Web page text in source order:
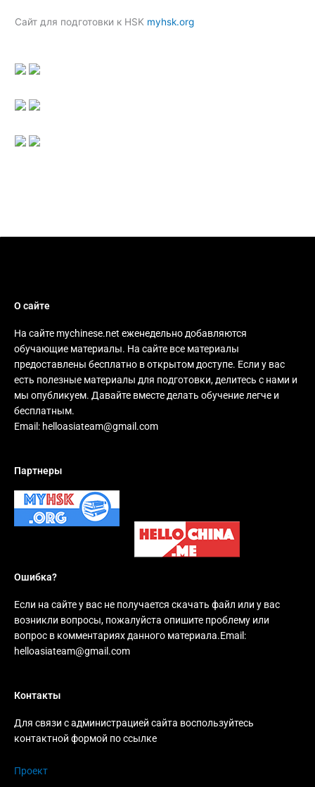
Сайт для подготовки к HSK myhsk.org
О сайте
На сайте mychinese.net еженедельно добавляются
обучающие материалы. На сайте все материалы
предоставлены бесплатно в открытом доступе. Если у вас
есть полезные материалы для подготовки, делитесь с нами и
мы опубликуем. Давайте вместе делать обучение легче и
бесплатным.
Email: helloasiateam@gmail.com
Партнеры
Ошибка?
Если на сайте у вас не получается скачать файл или у вас
возникли вопросы, пожалуйста опишите проблему или
вопрос в комментариях данного материала.Email:
helloasiateam@gmail.com
Контакты
Для связи с администрацией сайта воспользуйтесь
контактной формой по ссылке
Проект